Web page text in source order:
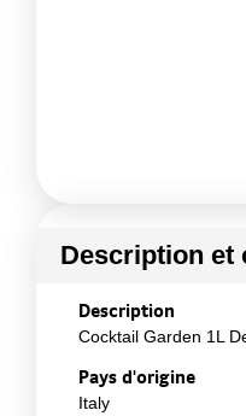
Description et
Description
Cocktail Garden 1L
Pays d'origine
Italy